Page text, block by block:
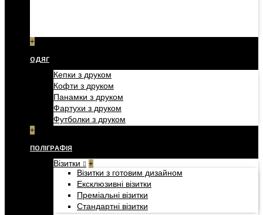
+
ОДЯГ
Кепки з друком
Кофти з друком
Панамки з друком
Фартухи з друком
Футболки з друком
+
ПОЛІГРАФІЯ
Візитки +
Візитки з готовим дизайном
Ексклюзивні візитки
Преміальні візитки
Стандартні візитки